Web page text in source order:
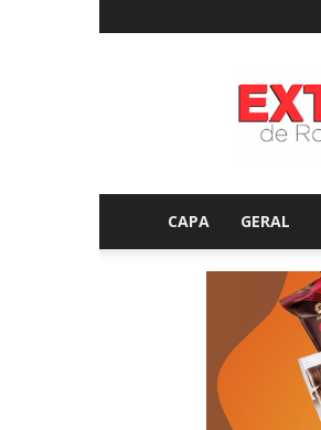
CAPA GERAL